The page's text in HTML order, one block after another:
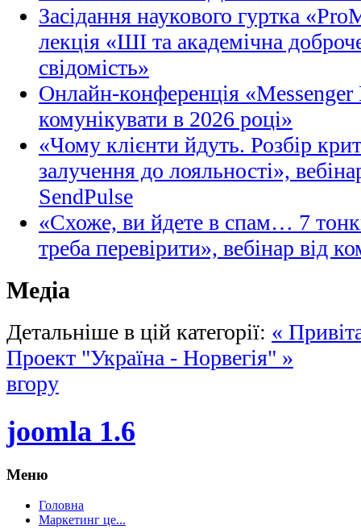
Засідання наукового гуртка
лекція «ШІ та академічна
свідомість»
Онлайн-конференція
комунікувати в 2026 році»
«Чому клієнти йдуть. Розбір
залучення до лояльності»,
SendPulse
«Схоже, ви йдете в спам… 7
треба перевірити», вебінар від
Медіа
Детальніше в цій категорії: «
Проект "Україна - Норвегія" »
вгору
joomla 1.6
Меню
Головна
Маркетинг це...